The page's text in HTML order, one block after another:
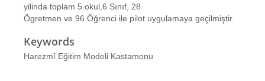
yilinda toplam 5 okul,6 Sınıf, 28
Ögretmen ve 96 Öğrenci ile pilot uygulamaya geçilmiştir.
Keywords
Harezmî Eğitim Modeli Kastamonu